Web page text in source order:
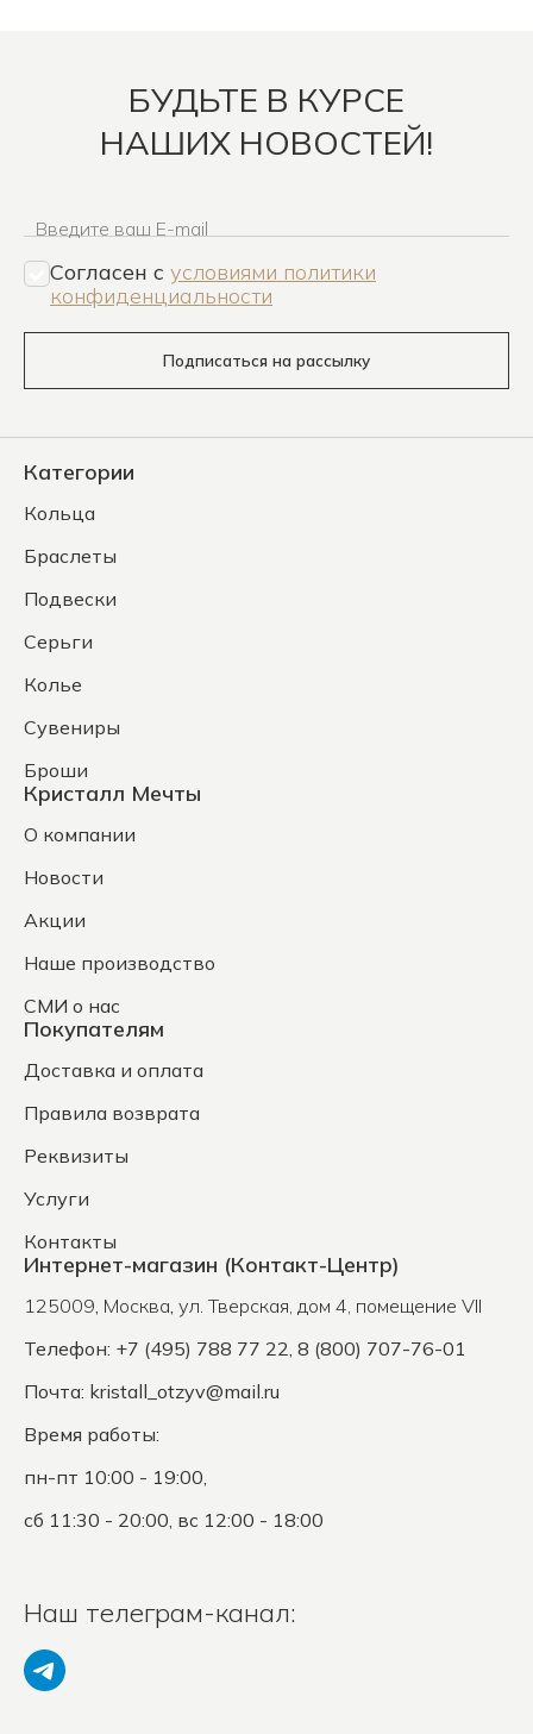
БУДЬТЕ В КУРСЕ
НАШИХ НОВОСТЕЙ!
Введите ваш E-mail
Согласен c условиями политики
конфиденциальности
Подписаться на рассылку
Категории
Кольца
Браслеты
Подвески
Серьги
Колье
Сувениры
Броши
Кристалл Мечты
О компании
Новости
Акции
Наше производство
СМИ о нас
Покупателям
Доставка и оплата
Правила возврата
Реквизиты
Услуги
Контакты
Интернет-магазин (Контакт-Центр)
125009, Москва, ул. Тверская, дом 4, помещение VII
Телефон: +7 (495) 788 77 22, 8 (800) 707-76-01
Почта: kristall_otzyv@mail.ru
Время работы:
пн-пт 10:00 - 19:00,
сб 11:30 - 20:00, вс 12:00 - 18:00
Наш телеграм-канал: